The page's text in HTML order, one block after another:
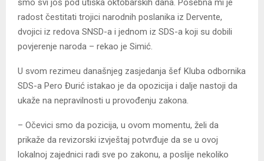
smo svi još pod utiska oktobarskih dana. Posebna mi je
radost čestitati trojici narodnih poslanika iz Dervente,
dvojici iz redova SNSD-a i jednom iz SDS-a koji su dobili
povjerenje naroda – rekao je Simić.
U svom rezimeu današnjeg zasjedanja šef Kluba odbornika
SDS-a Pero Đurić istakao je da opozicija i dalje nastoji da
ukaže na nepravilnosti u provođenju zakona.
– Očevici smo da pozicija, u ovom momentu, želi da
prikaže da revizorski izvještaj potvrđuje da se u ovoj
lokalnoj zajednici radi sve po zakonu, a poslije nekoliko